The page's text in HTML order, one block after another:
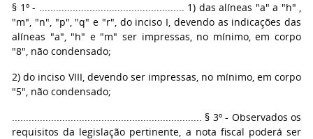
§ 1º - .................................................... 1) das alíneas "a" a "h" ,
"m", "n", "p", "q" e "r", do inciso I, devendo as indicações das
alíneas "a", "h" e "m" ser impressas, no mínimo, em corpo
"8", não condensado;
2) do inciso VIII, devendo ser impressas, no mínimo, em corpo
"5", não condensado;
.................................................................... § 3º - Observados os
requisitos da legislação pertinente, a nota fiscal poderá ser